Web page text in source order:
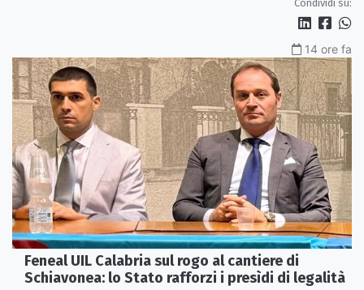
Condividi su:
14 ore fa
Feneal UIL Calabria sul rogo al cantiere di
Schiavonea: lo Stato rafforzi i presìdi di legalità